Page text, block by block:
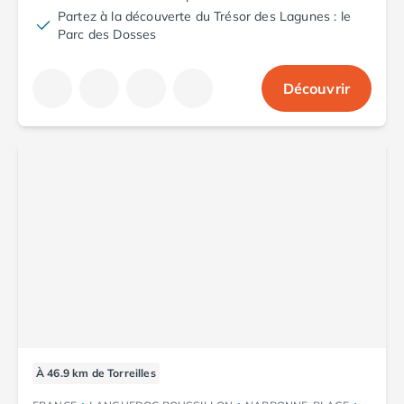
Camping bord de mer
Camping 4 étoiles Les Landes
Camping en bord de mer Bretagne
Partez à la découverte du Trésor des Lagunes : le
Parc des Dosses
Découvrir
À 46.9 km de Torreilles